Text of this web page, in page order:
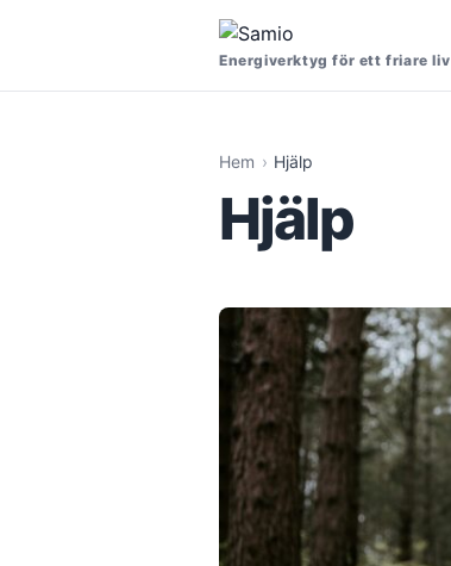
Energiverktyg för ett friare liv
Hem Hjälp
Hjälp